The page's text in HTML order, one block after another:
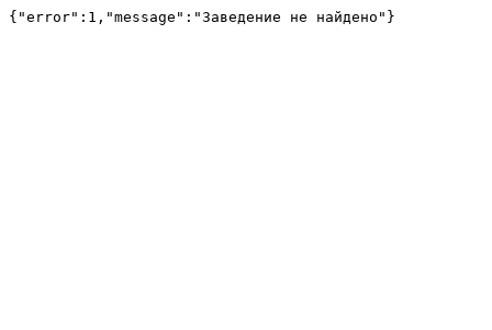
{"error":1,"message":"Заведение не найдено"}